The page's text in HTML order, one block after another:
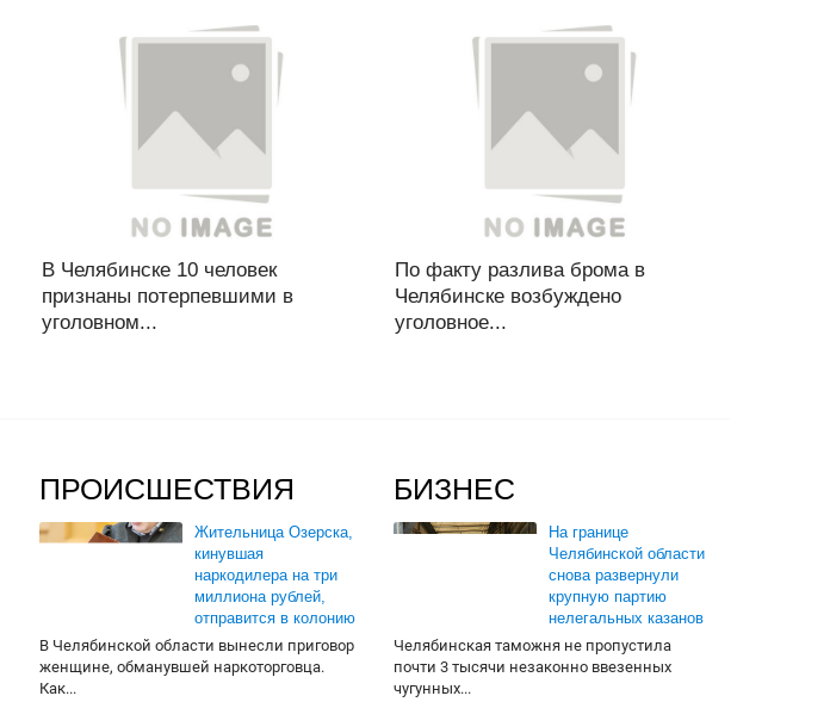
В Челябинске 10 человек
признаны потерпевшими в
уголовном...
По факту разлива брома в
Челябинске возбуждено
уголовное...
ПРОИСШЕСТВИЯ
Жительница Озерска,
кинувшая
наркодилера на три
миллиона рублей,
отправится в колонию
В Челябинской области вынесли приговор
женщине, обманувшей наркоторговца.
Как...
БИЗНЕС
На границе
Челябинской области
снова развернули
крупную партию
нелегальных казанов
Челябинская таможня не пропустила
почти 3 тысячи незаконно ввезенных
чугунных...